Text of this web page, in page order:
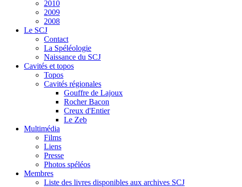
2010
2009
2008
Le SCJ
Contact
La Spéléologie
Naissance du SCJ
Cavités et topos
Topos
Cavités régionales
Gouffre de Lajoux
Rocher Bacon
Creux d'Entier
Le Zeb
Multimédia
Films
Liens
Presse
Photos spéléos
Membres
Liste des livres disponibles aux archives SCJ